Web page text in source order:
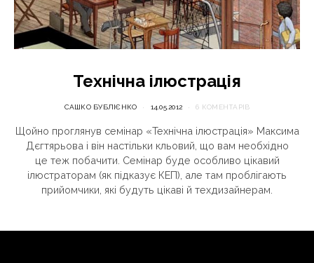
Технічна ілюстрація
САШКО БУБЛІЄНКО 14.05.2012 6 КОМЕНТАРІВ
Щойно проглянув семінар «Технічна ілюстрація» Максима
Дєгтярьова і він настільки кльовий, що вам необхідно
це теж побачити. Семінар буде особливо цікавий
ілюстраторам (як підказує КЕП), але там проблігають
прийомчики, які будуть цікаві й техдизайнерам.